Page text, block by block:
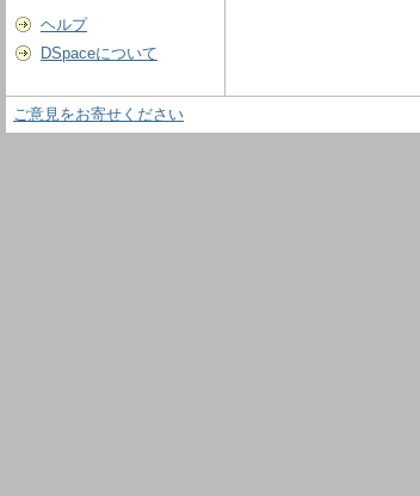
ヘルプ
DSpaceについて
ご意見をお寄せください